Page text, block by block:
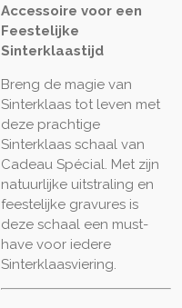
Accessoire voor een
Feestelijke
Sinterklaastijd
Breng de magie van
Sinterklaas tot leven met
deze prachtige
Sinterklaas schaal van
Cadeau Spécial. Met zijn
natuurlijke uitstraling en
feestelijke gravures is
deze schaal een must-
have voor iedere
Sinterklaasviering.